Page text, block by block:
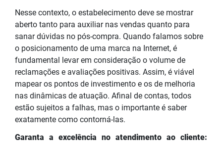
Nesse contexto, o estabelecimento deve se mostrar
aberto tanto para auxiliar nas vendas quanto para
sanar dúvidas no pós-compra. Quando falamos sobre
o posicionamento de uma marca na Internet, é
fundamental levar em consideração o volume de
reclamações e avaliações positivas. Assim, é viável
mapear os pontos de investimento e os de melhoria
nas dinâmicas de atuação. Afinal de contas, todos
estão sujeitos a falhas, mas o importante é saber
exatamente como contorná-las.
Garanta a excelência no atendimento ao cliente: